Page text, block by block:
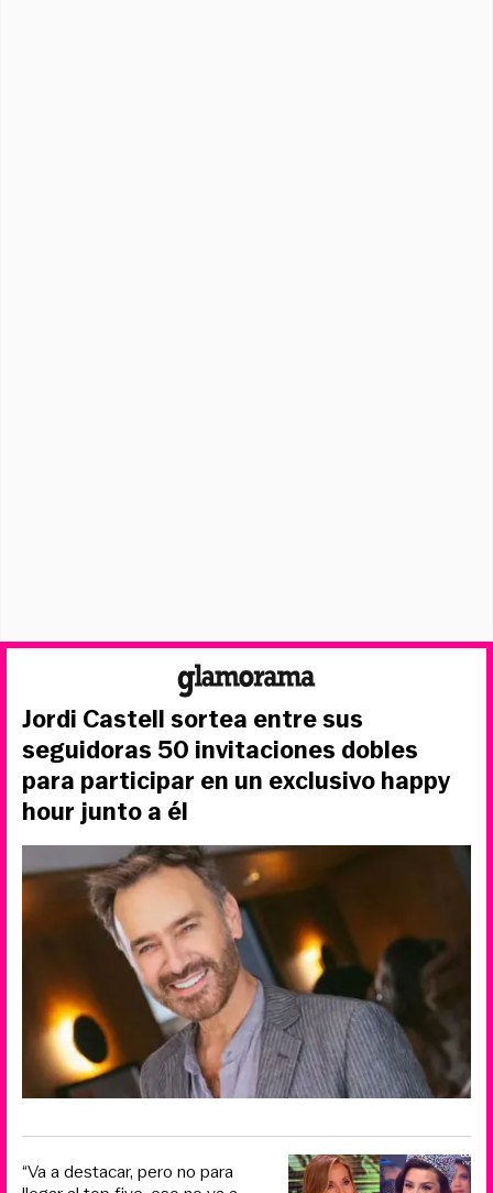
Jordi Castell sortea entre sus
seguidoras 50 invitaciones dobles
para participar en un exclusivo happy
hour junto a él
“Va a destacar, pero no para